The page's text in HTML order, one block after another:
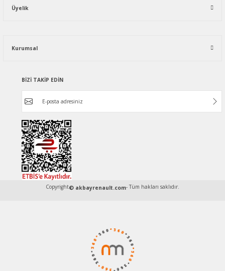
Üyelik
Kurumsal
BİZİ TAKİP EDİN
Copyright© akbayrenault.com- Tüm hakları saklıdır.